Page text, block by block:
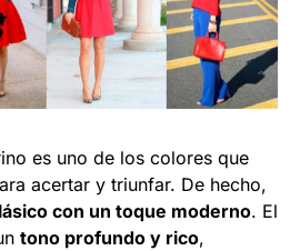
es uno de los colores que
acertar y triunfar. De hecho,
con un toque moderno. El
tono profundo y rico,